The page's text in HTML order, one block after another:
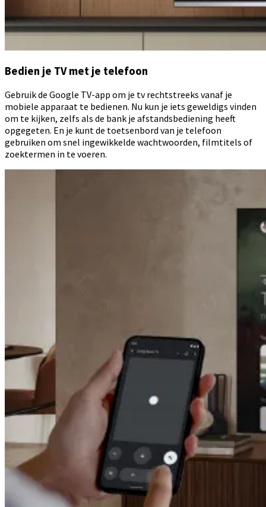
Bedien je TV met je telefoon
Gebruik de Google TV-app om je tv rechtstreeks vanaf je
mobiele apparaat te bedienen. Nu kun je iets geweldigs vinden
om te kijken, zelfs als de bank je afstandsbediening heeft
opgegeten. En je kunt de toetsenbord van je telefoon
gebruiken om snel ingewikkelde wachtwoorden, filmtitels of
zoektermen in te voeren.